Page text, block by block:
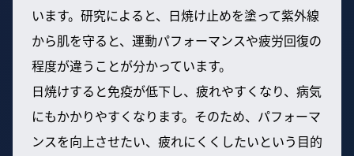
います。研究によると、日焼け止めを塗って紫外線
から肌を守ると、運動パフォーマンスや疲労回復の
程度が違うことが分かっています。
日焼けすると免疫が低下し、疲れやすくなり、病気
にもかかりやすくなります。そのため、パフォーマ
ンスを向上させたい、疲れにくくしたいという目的